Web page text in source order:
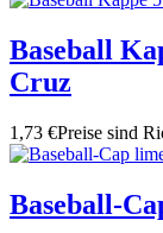
Baseball
Cruz
1,73 €Preise sind
Baseball-